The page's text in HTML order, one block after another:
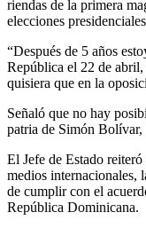
riendas de la primera
elecciones
“Después de 5 años
República el 22 de
quisiera que en la
Señaló que no hay
patria de Simón
El Jefe de Estado
medios internacionales,
de cumplir con el
República Dominicana.